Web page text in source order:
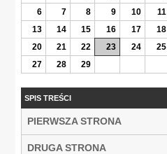
6
7 8 9 10 11
13
14 15 16 17 18
20
21 22 23 24 25
27
28 29
SPIS TREŚCI
PIERWSZA STRONA
DRUGA STRONA